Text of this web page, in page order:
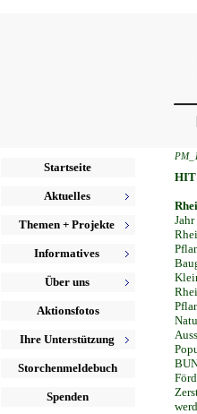
Startseite
Aktuelles
Themen + Projekte
Informatives
Über uns
Aktionsfotos
Ihre Unterstützung
Storchenmeldebuch
Spenden
HIT